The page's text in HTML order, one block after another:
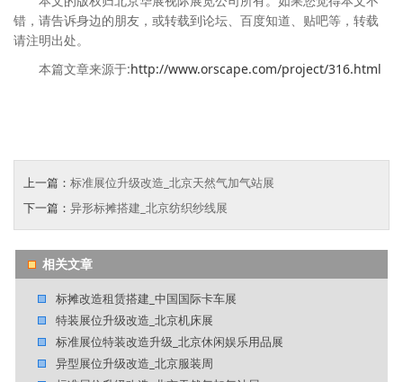
错，请告诉身边的朋友，或转载到论坛、百度知道、贴吧等，转载
请注明出处。
本篇文章来源于:http://www.orscape.com/project/316.html
上一篇： 标准展位升级改造_北京天然气加气站展
下一篇： 异形标摊搭建_北京纺织纱线展
相关文章
标摊改造租赁搭建_中国国际卡车展
特装展位升级改造_北京机床展
标准展位特装改造升级_北京休闲娱乐用品展
异型展位升级改造_北京服装周